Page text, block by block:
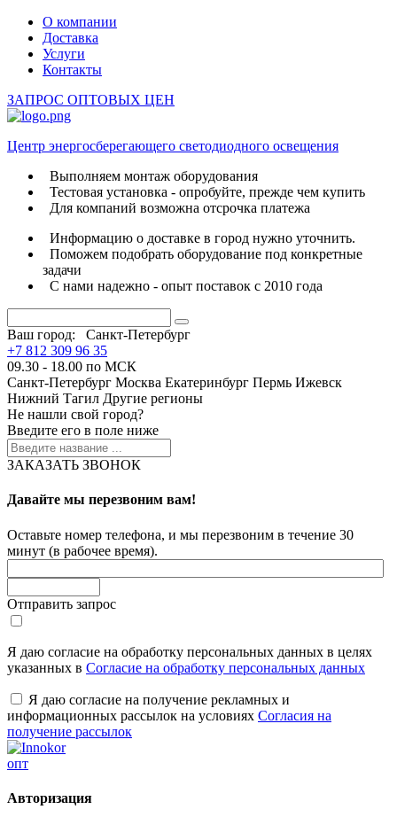
О компании
Доставка
Услуги
Контакты
ЗАПРОС ОПТОВЫХ ЦЕН
Центр энергосберегающего светодиодного освещения
Выполняем монтаж оборудования
Тестовая установка - опробуйте, прежде чем купить
Для компаний возможна отсрочка платежа
Информацию о доставке в город нужно уточнить.
Поможем подобрать оборудование под конкретные
задачи
С нами надежно - опыт поставок с 2010 года
Ваш город:
Санкт-Петербург
+7 812 309 96 35
09.30 - 18.00 по МСК
Санкт-Петербург Москва Екатеринбург Пермь Ижевск
Нижний Тагил Другие регионы
Не нашли свой город?
Введите его в поле ниже
ЗАКАЗАТЬ ЗВОНОК
Давайте мы перезвоним вам!
Оставьте номер телефона, и мы перезвоним в течение 30
минут (в рабочее время).
Отправить запрос
Я даю согласие на обработку персональных данных в целях
указанных в Согласие на обработку персональных данных
Я даю согласие на получение рекламных и
информационных рассылок на условиях Согласия на
получение рассылок
опт
Авторизация